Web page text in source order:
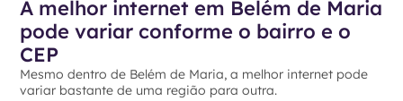
A melhor internet em Belém de Maria
pode variar conforme o bairro e o
CEP
Mesmo dentro de Belém de Maria, a melhor internet pode
variar bastante de uma região para outra.